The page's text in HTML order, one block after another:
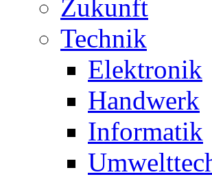
Zukunft
Technik
Elektronik
Handwerk
Informatik